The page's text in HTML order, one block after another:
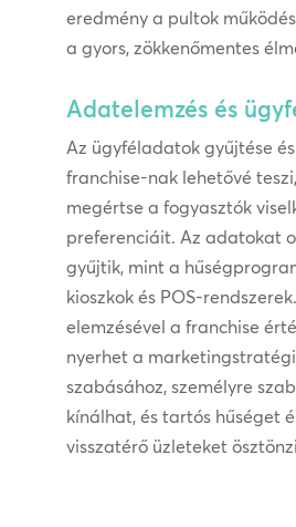
eredmény a pultok
a gyors, zökkenőmentes
Adatelemzés és
Az ügyféladatok gyűjtése
franchise-nak lehetővé
megértse a fogyasztók
preferenciáit. Az adatokat
gyűjtik, mint a
kioszkok és POS-
elemzésével a franchise
nyerhet a
szabásához, személyre
kínálhat, és tartós hűséget
visszatérő üzleteket